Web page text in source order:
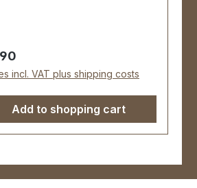
ca. 25 mm,
von oben nach
85 mm. Lieferumfang: 1
Karabinerhaken, drehbar
price:
incl. VAT plus shipping costs
Add to shopping cart